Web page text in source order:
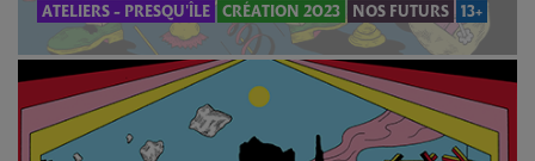
ATELIERS - PRESQU'ÎLE CRÉATION 2023 NOS FUTURS 13+